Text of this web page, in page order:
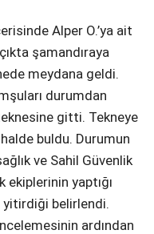
Youtube
Alper O.’ya ait
şamandıraya
meydana geldi.
durumdan
gitti. Tekneye
halde buldu. Durumun
ve Sahil Güvenlik
ekiplerinin yaptığı
yitirdiği belirlendi.
ardından